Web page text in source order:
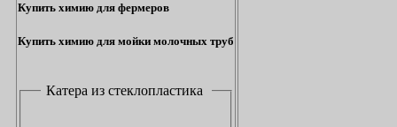
Купить химию для фермеров
Купить химию для мойки молочных труб
Катера из стеклопластика